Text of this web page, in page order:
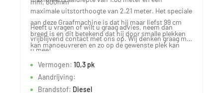
maximale uitstorthoogte van 2.21 meter. Het speciale
aan deze Graafmachine is dat hij maar liefst 99 cm
breed is en dit betekend dat hij door smalle plekken
kan manoeuvreren en zo op de gewenste plek kan
mm, 800mm
Heeft u vragen of wilt u graag advies, neem dan
vrijblijvend contact met ons op. Wij denken graag met
u mee!
Vermogen: 10,3 pk
Aandrijving:
Brandstof: Diesel